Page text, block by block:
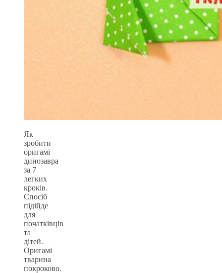
Як
зробити
оригамі
динозавра
за 7
легких
кроків.
Спосіб
підійде
для
початківців
та
дітей.
Оригамі
тварина
покроково.